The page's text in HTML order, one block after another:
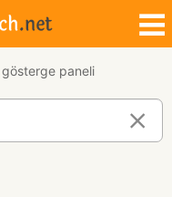
gösterge paneli